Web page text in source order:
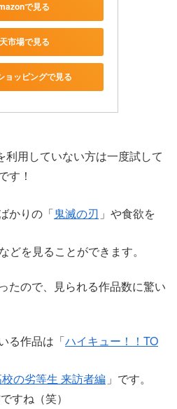
で見る
市場で見る
ョッピングで見る
利用していない方は一度試して
す！
かりの「鬼滅の刃 」や食欲を
どを見ることができます。
たので、見られる作品数に驚い
る作品は「ハイキュー！！TO
の劣等生 来訪者編 」です。
すね（笑）